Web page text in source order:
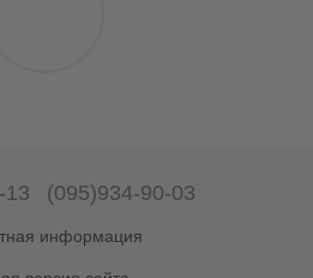
13 (095)934-90-03
информация